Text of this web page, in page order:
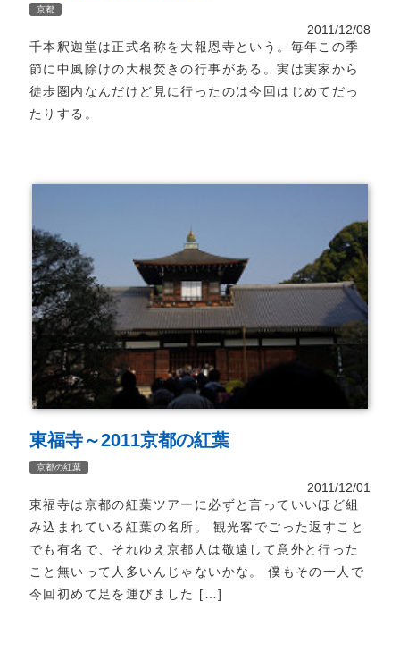
京都
2011/12/08
千本釈迦堂は正式名称を大報恩寺という。毎年この季
節に中風除けの大根焚きの行事がある。実は実家から
徒歩圏内なんだけど見に行ったのは今回はじめてだっ
たりする。
東福寺～2011京都の紅葉
京都の紅葉
2011/12/01
東福寺は京都の紅葉ツアーに必ずと言っていいほど組
み込まれている紅葉の名所。 観光客でごった返すこと
でも有名で、それゆえ京都人は敬遠して意外と行った
こと無いって人多いんじゃないかな。 僕もその一人で
今回初めて足を運びました […]